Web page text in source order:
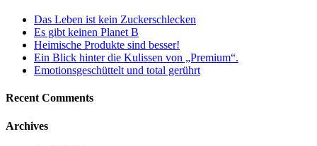
Das Leben ist kein Zuckerschlecken
Es gibt keinen Planet B
Heimische Produkte sind besser!
Ein Blick hinter die Kulissen von „Premium“.
Emotionsgeschüttelt und total gerührt
Recent Comments
Archives